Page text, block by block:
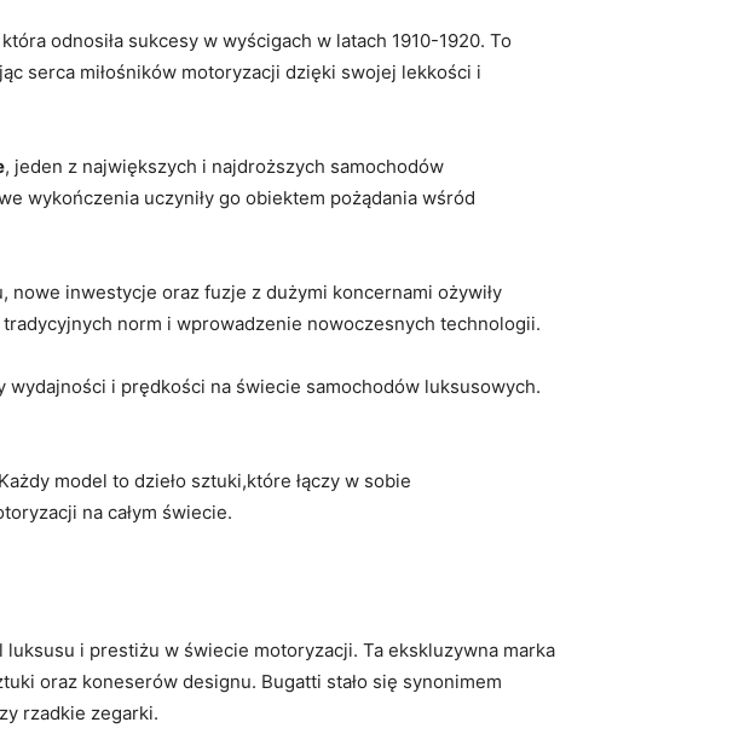
odnosiła sukcesy w wyścigach w latach 1910-1920. To
serca miłośników motoryzacji dzięki swojej lekkości i
, jeden z największych i najdroższych samochodów
wykończenia uczyniły go obiektem pożądania wśród
nowe inwestycje oraz fuzje z dużymi koncernami ożywiły
norm i wprowadzenie nowoczesnych technologii.
wydajności i prędkości na świecie samochodów luksusowych.
model to dzieło sztuki,które łączy w sobie
na całym świecie.
i prestiżu w świecie motoryzacji. Ta ekskluzywna marka
oraz koneserów designu. Bugatti stało się synonimem
rzadkie zegarki.